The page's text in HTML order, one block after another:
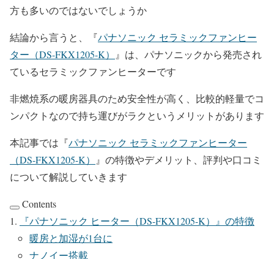
方も多いのではないでしょうか
結論から言うと、『パナソニック セラミックファンヒー
ター（DS-FKX1205-K）
』は、パナソニックから発売され
ているセラミックファンヒーターです
非燃焼系の暖房器具のため安全性が高く、比較的軽量でコ
ンパクトなので持ち運びがラクというメリットがあります
本記事では『パナソニック セラミックファンヒーター
（DS-FKX1205-K）
』の特徴やデメリット、評判や口コミ
について解説していきます
Contents
『パナソニック ヒーター（DS-FKX1205-K）
』の特徴
暖房と加湿が1台に
ナノイー搭載